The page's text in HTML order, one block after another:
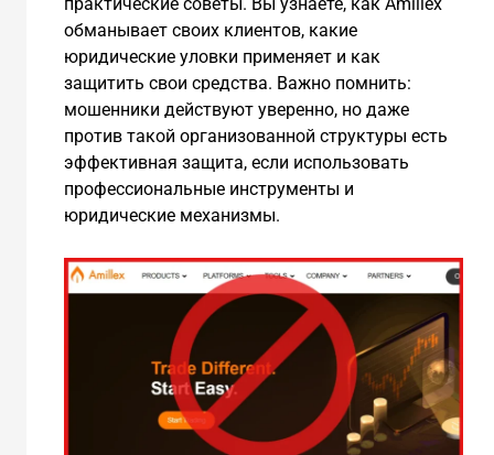
практические советы. Вы узнаете, как Amillex
обманывает своих клиентов, какие
юридические уловки применяет и как
защитить свои средства. Важно помнить:
мошенники действуют уверенно, но даже
против такой организованной структуры есть
эффективная защита, если использовать
профессиональные инструменты и
юридические механизмы.